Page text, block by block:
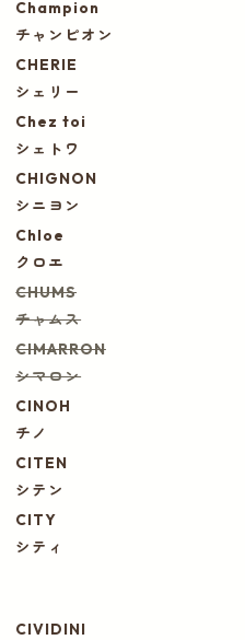
Champion
チャンピオン
CHERIE
シェリー
Chez toi
シェトワ
CHIGNON
シニヨン
Chloe
クロエ
CHUMS
チャムス
CIMARRON
シマロン
CINOH
チノ
CITEN
シテン
CITY
シティ
CIVIDINI